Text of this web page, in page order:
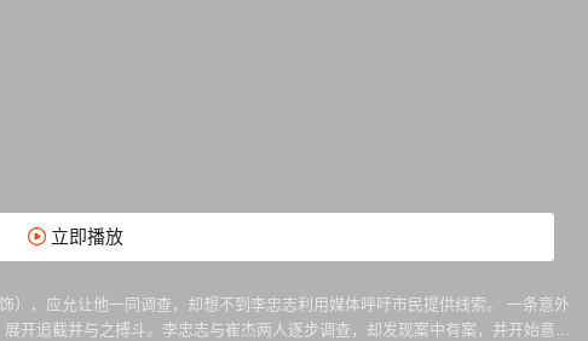
立即播放
，应允让他一同调查，却想不到李忠志利用媒体呼吁市民提供线索。 一条意外
开追截并与之搏斗。李忠志与崔杰两人逐步调查，却发现案中有案，并开始意识